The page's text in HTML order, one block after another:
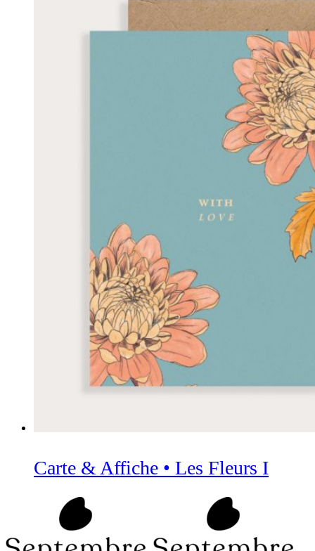
Carte & Affiche • Les Fleurs I